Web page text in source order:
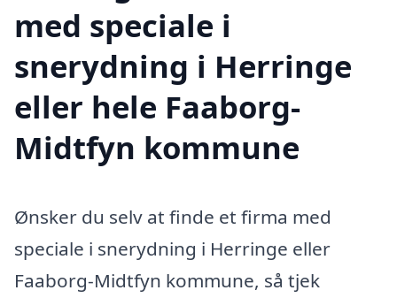
med speciale i
snerydning i Herringe
eller hele Faaborg-
Midtfyn kommune
Ønsker du selv at finde et firma med
speciale i snerydning i Herringe eller
Faaborg-Midtfyn kommune, så tjek